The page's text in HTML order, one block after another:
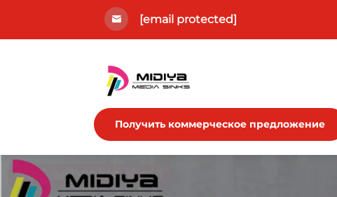
[email protected]
Получить коммерческое предложение